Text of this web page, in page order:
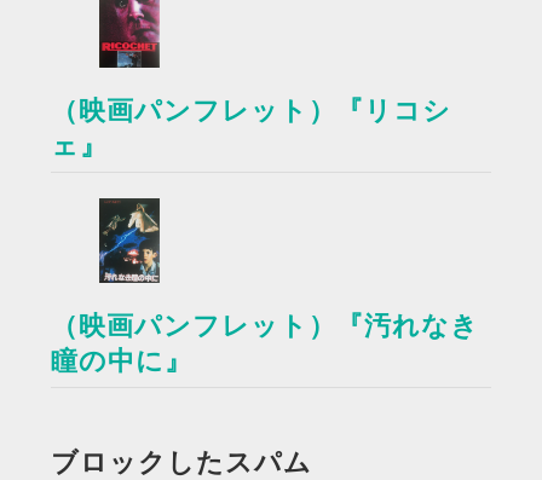
（映画パンフレット）『リコシ
ェ』
（映画パンフレット）『汚れなき
瞳の中に』
ブロックしたスパム